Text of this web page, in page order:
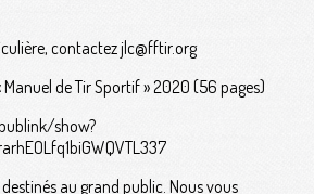
contactez jlc@fftir.org
de Tir Sportif » 2020 (56 pages)
show?
au grand public. Nous vous